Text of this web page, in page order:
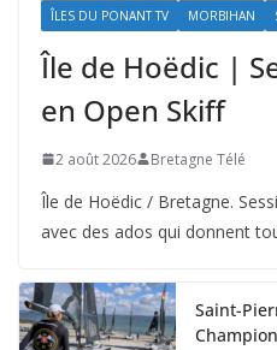
ÎLES DU PONANT TV MORBIHAN
Île de Hoëdic |
en Open Skiff
2 août 2026 Bretagne Télé
Île de Hoëdic / Bretagne.
avec des ados qui donnent
Saint-